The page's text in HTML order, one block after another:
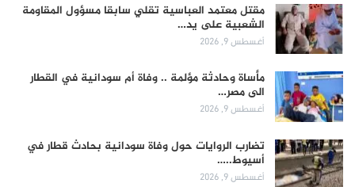
مقتل معتمد العباسية تقلي سابقا مسؤول المقاومة
الشعبية على يد…
أغسطس 9, 2026
مأساة وحادثة مؤلمة .. وفاة أم سودانية في القطار
الى مصر…
أغسطس 9, 2026
تضارب الروايات حول وفاة سودانية بحادث قطار في
أسيوط..…
أغسطس 9, 2026